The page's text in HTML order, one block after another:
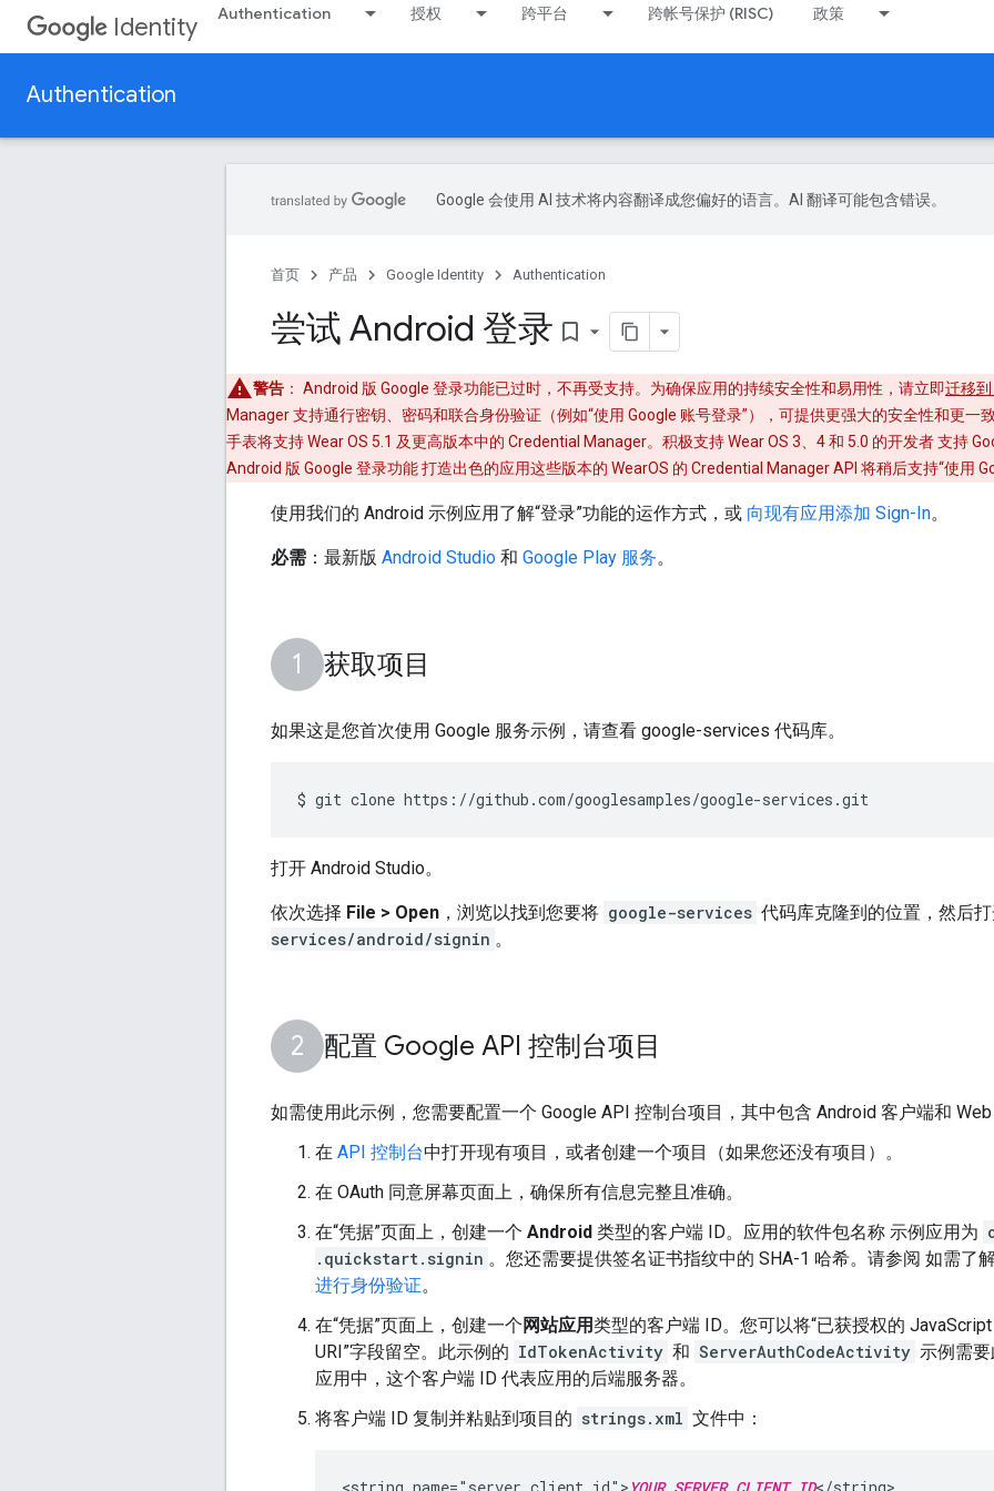
Identity Authentication 授权 跨平台 跨帐号保护 (RISC) 政策
Authentication
Google 会使用 AI 技术将内容翻译成您偏好的语言。AI 翻译可能包含错误。
首页 产品 Google Identity Authentication
尝试 Android 登录 bookmark_border
警告 ： Android 版 Google 登录功能已过时，不再受支持。为确保应用的持续安全性和易用性，请立即迁移
Manager 支持通行密钥、密码和联合身份验证（例如“使用 Google 账号登录”），可提供更强大的安全性和更一
手表将支持 Wear OS 5.1 及更高版本中的 Credential Manager。积极支持 Wear OS 3、4 和 5.0 的开发者 支持
Android 版 Google 登录功能 打造出色的应用这些版本的 WearOS 的 Credential Manager API 将稍后支持“使用
使用我们的 Android 示例应用了解“登录”功能的运作方式，或 向现有应用添加 Sign-In。
必需 ：最新版 Android Studio 和 Google Play 服务。
获取项目
如果这是您首次使用 Google 服务示例，请查看 google-services 代码库。
$ git clone https://github.com/googlesamples/google-services.git
打开 Android Studio。
依次选择 File > Open ，浏览以找到您要将 google-services 代码库克隆到的位置，然后
services/android/signin 。
配置 Google API 控制台项目
如需使用此示例，您需要配置一个 Google API 控制台项目，其中包含 Android 客户端和 Web
在 API 控制台中打开现有项目，或者创建一个项目（如果您还没有项目）。
在 OAuth 同意屏幕页面上，确保所有信息完整且准确。
在“凭据”页面上，创建一个 Android 类型的客户端 ID。应用的软件包名称 示例应用为
.quickstart.signin 。您还需要提供签名证书指纹中的 SHA-1 哈希。请参阅 如需了
进行身份验证。
在“凭据”页面上，创建一个 网站应用类型的客户端 ID。您可以将“已获授权的
URI”字段留空。此示例的 IdTokenActivity 和 ServerAuthCodeActivity 示例需
应用中，这个客户端 ID 代表应用的后端服务器。
将客户端 ID 复制并粘贴到项目的 strings.xml 文件中：